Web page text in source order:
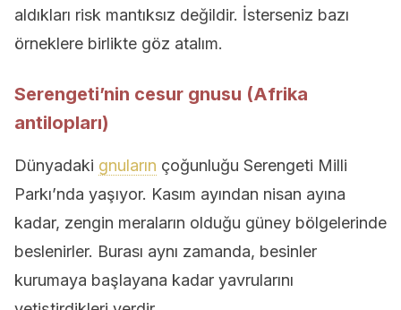
aldıkları risk mantıksız değildir. İsterseniz bazı
örneklere birlikte göz atalım.
Serengeti’nin cesur gnusu (Afrika
antilopları)
Dünyadaki gnuların çoğunluğu Serengeti Milli
Parkı’nda yaşıyor. Kasım ayından nisan ayına
kadar, zengin meraların olduğu güney bölgelerinde
beslenirler. Burası aynı zamanda, besinler
kurumaya başlayana kadar yavrularını